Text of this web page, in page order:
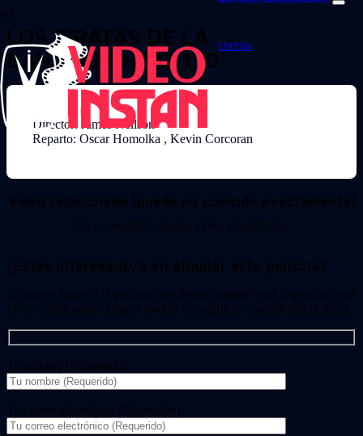
cuenta
LOS PIRATAS DE LA
BAHIA(ARCHIVO-1503)
Director: James Neilson
Reparto: Oscar Homolka , Kevin Corcoran
Video relacionado (puede no coincidir exactamente)
No se encontró ningún video relacionado.
¿Estas interesado/a en alquilar esta película?
Si quieres saber si la película que deseas alquilar está disponible, por
favor, contáctanos. Luego, podrás recogerla en nuestra tienda física.
Tu nombre (Requerido)
Tu correo electrónico (Requerido)